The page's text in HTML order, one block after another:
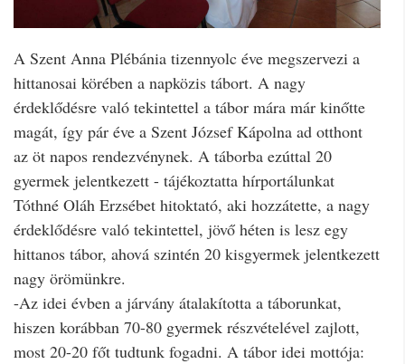
A Szent Anna Plébánia tizennyolc éve megszervezi a
hittanosai körében a napközis tábort. A nagy
érdeklődésre való tekintettel a tábor mára már kinőtte
magát, így pár éve a Szent József Kápolna ad otthont
az öt napos rendezvénynek. A táborba ezúttal 20
gyermek jelentkezett - tájékoztatta hírportálunkat
Tóthné Oláh Erzsébet hitoktató, aki hozzátette, a nagy
érdeklődésre való tekintettel, jövő héten is lesz egy
hittanos tábor, ahová szintén 20 kisgyermek jelentkezett
nagy örömünkre.
-Az idei évben a járvány átalakította a táborunkat,
hiszen korábban 70-80 gyermek részvételével zajlott,
most 20-20 főt tudtunk fogadni. A tábor idei mottója: